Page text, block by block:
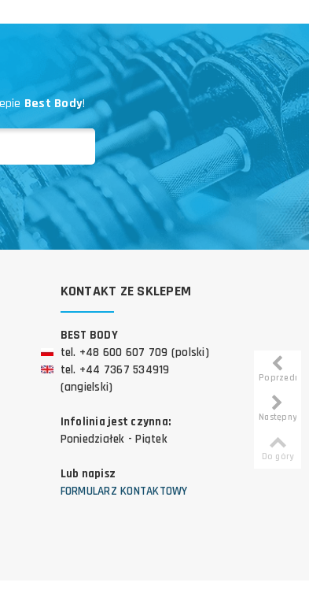
Best Body!
KONTAKT ZE SKLEPEM
BEST BODY
tel. +48 600 607 709 (polski)
tel. +44 7367 534919
(angielski)
Infolinia jest czynna:
Poniedziałek - Piątek
Lub napisz
FORMULARZ KONTAKTOWY
Poprzedni
Następny
Do góry